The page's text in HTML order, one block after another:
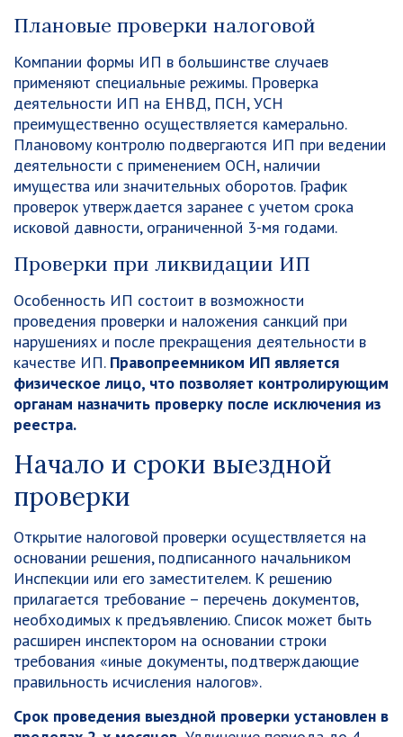
Плановые проверки налоговой
Компании формы ИП в большинстве случаев
применяют специальные режимы. Проверка
деятельности ИП на ЕНВД, ПСН, УСН
преимущественно осуществляется камерально.
Плановому контролю подвергаются ИП при ведении
деятельности с применением ОСН, наличии
имущества или значительных оборотов. График
проверок утверждается заранее с учетом срока
исковой давности, ограниченной 3-мя годами.
Проверки при ликвидации ИП
Особенность ИП состоит в возможности
проведения проверки и наложения санкций при
нарушениях и после прекращения деятельности в
качестве ИП. Правопреемником ИП является
физическое лицо, что позволяет контролирующим
органам назначить проверку после исключения из
реестра.
Начало и сроки выездной
проверки
Открытие налоговой проверки осуществляется на
основании решения, подписанного начальником
Инспекции или его заместителем. К решению
прилагается требование – перечень документов,
необходимых к предъявлению. Список может быть
расширен инспектором на основании строки
требования «иные документы, подтверждающие
правильность исчисления налогов».
Срок проведения выездной проверки установлен в